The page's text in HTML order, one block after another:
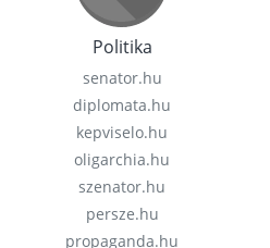
Politika
senator.hu
diplomata.hu
kepviselo.hu
oligarchia.hu
szenator.hu
persze.hu
propaganda.hu